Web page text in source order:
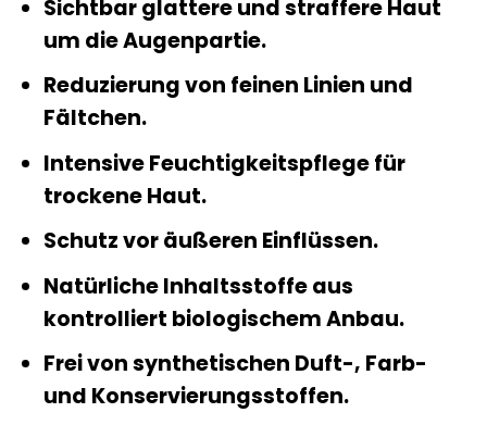
Sichtbar glattere und straffere Haut
um die Augenpartie.
Reduzierung von feinen Linien und
Fältchen.
Intensive Feuchtigkeitspflege für
trockene Haut.
Schutz vor äußeren Einflüssen.
Natürliche Inhaltsstoffe aus
kontrolliert biologischem Anbau.
Frei von synthetischen Duft-, Farb-
und Konservierungsstoffen.